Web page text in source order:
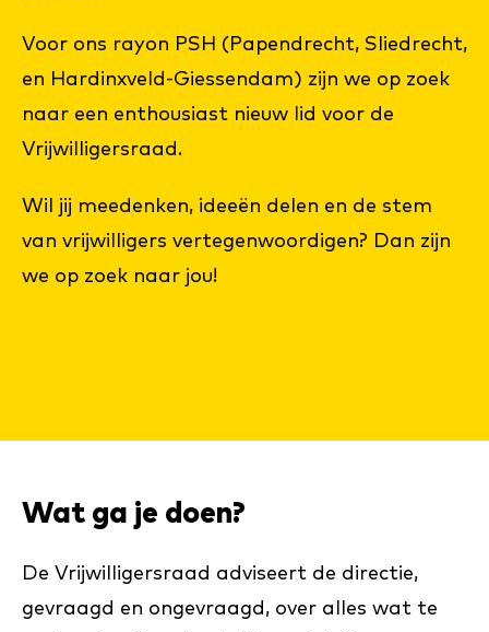
Voor ons rayon PSH (Papendrecht, Sliedrecht,
en Hardinxveld-Giessendam) zijn we op zoek
naar een enthousiast nieuw lid voor de
Vrijwilligersraad.
Wil jij meedenken, ideeën delen en de stem
van vrijwilligers vertegenwoordigen? Dan zijn
we op zoek naar jou!
Wat ga je doen?
De Vrijwilligersraad adviseert de directie,
gevraagd en ongevraagd, over alles wat te